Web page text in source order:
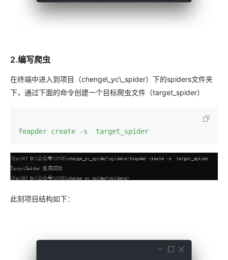
2.编写爬虫
在终端中进入到项目（chenge\_yc\_spider）下的spiders文件夹
下，通过下面的命令创建一个目标爬虫文件（target_spider）
feapder create -s  target_spider
此刻项目结构如下：